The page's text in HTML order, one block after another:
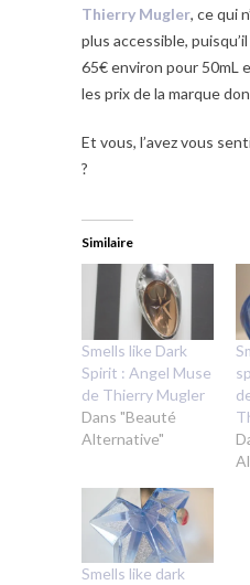
Thierry Mugler, ce qui
plus accessible,
65€ environ pour 50mL
les prix de la marque
Et vous, l’avez vous
?
Similaire
Smells like Dark
Spirit : Angel Muse
de Thierry Mugler
Dans "Beauté
Alternative"
Smells like dark